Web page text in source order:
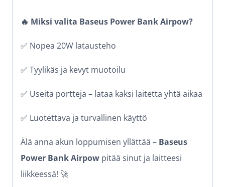
🔥 Miksi valita Baseus Power Bank Airpow?
✅ Nopea 20W latausteho
✅ Tyylikäs ja kevyt muotoilu
✅ Useita portteja – lataa kaksi laitetta yhtä aikaa
✅ Luotettava ja turvallinen käyttö
Älä anna akun loppumisen yllättää – Baseus
Power Bank Airpow pitää sinut ja laitteesi
liikkeessä! 🚀